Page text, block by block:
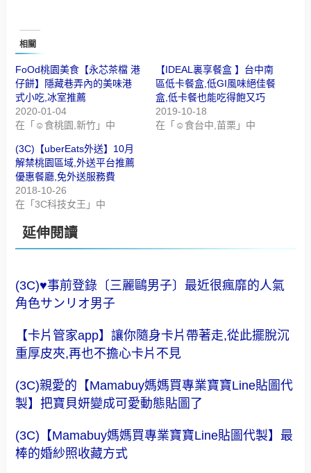
相關
FoOd桃園美食【永芯茶檔 港
仔餅】隱藏巷弄內的美味港
式小吃,冰室推薦
2020-01-04
在「☺食桃園,新竹」中
【IDEAL裏享餐盒 】台中南
區低卡餐盒,低GI風味絕佳餐
盒,低卡餐也能吃得飽又巧
2019-10-18
在「☺食台中,苗栗」中
(3C)【uberEats外送】10月
解禁桃園區域,外送平台推薦
優惠餐廳,免外送服務費
2018-10-26
在「3C科技女王」中
延伸閱讀
(3C)♥事前登錄〔三麗鷗男子〕最近很瘋靡的人氣
角色サンリオ男子
【卡片管家app】讓你隨身卡片帶著走,從此擺脫沉
重厚皮夾,再也不擔心卡片不見
(3C)親愛的【Mamabuy媽媽買專業寶寶Line貼圖代
製】把寶貝妍變成可愛動態貼圖了
(3C)【Mamabuy媽媽買專業寶寶Line貼圖代製】最
棒的婚紗照收藏方式